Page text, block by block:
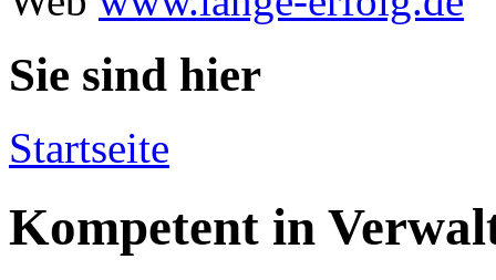
Sie sind hier
Startseite
Kompetent in